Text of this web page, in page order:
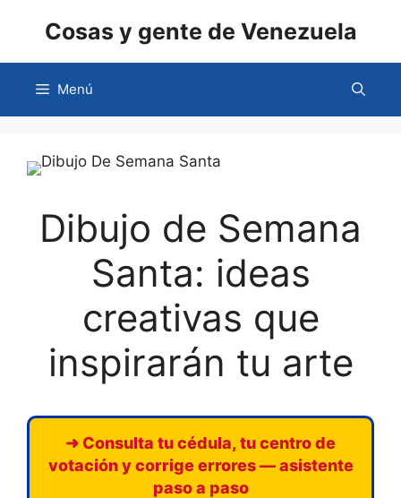
Cosas y gente de Venezuela
Menú
Dibujo de Semana
Santa: ideas
creativas que
inspirarán tu arte
➜ Consulta tu cédula, tu centro de
votación y corrige errores — asistente
paso a paso